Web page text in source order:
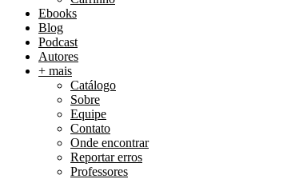
Ebooks
Blog
Podcast
Autores
+ mais
Catálogo
Sobre
Equipe
Contato
Onde encontrar
Reportar erros
Professores